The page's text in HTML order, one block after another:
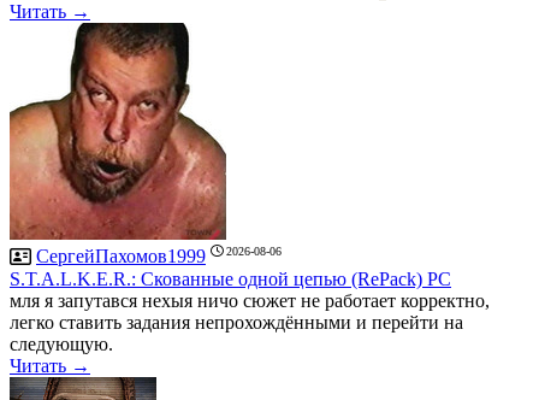
Читать →
СергейПахомов1999 2026-08-06
S.T.A.L.K.E.R.: Скованные одной цепью (RePack) PC
мля я запутався нехыя ничо сюжет не работает корректно,
легко ставить задания непрохождёнными и перейти на
следующую.
Читать →